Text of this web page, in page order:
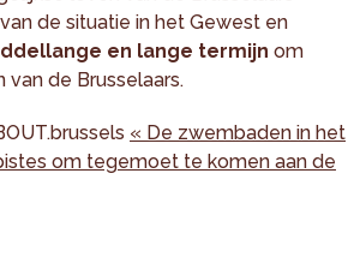
de situatie in het Gewest en
en lange termijn om
de Brusselaars.
« De zwembaden in het
om tegemoet te komen aan de